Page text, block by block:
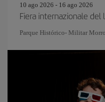
10 ago 2026 - 16 ago 2026
Fiera internazionale del
Parque Histórico- Militar